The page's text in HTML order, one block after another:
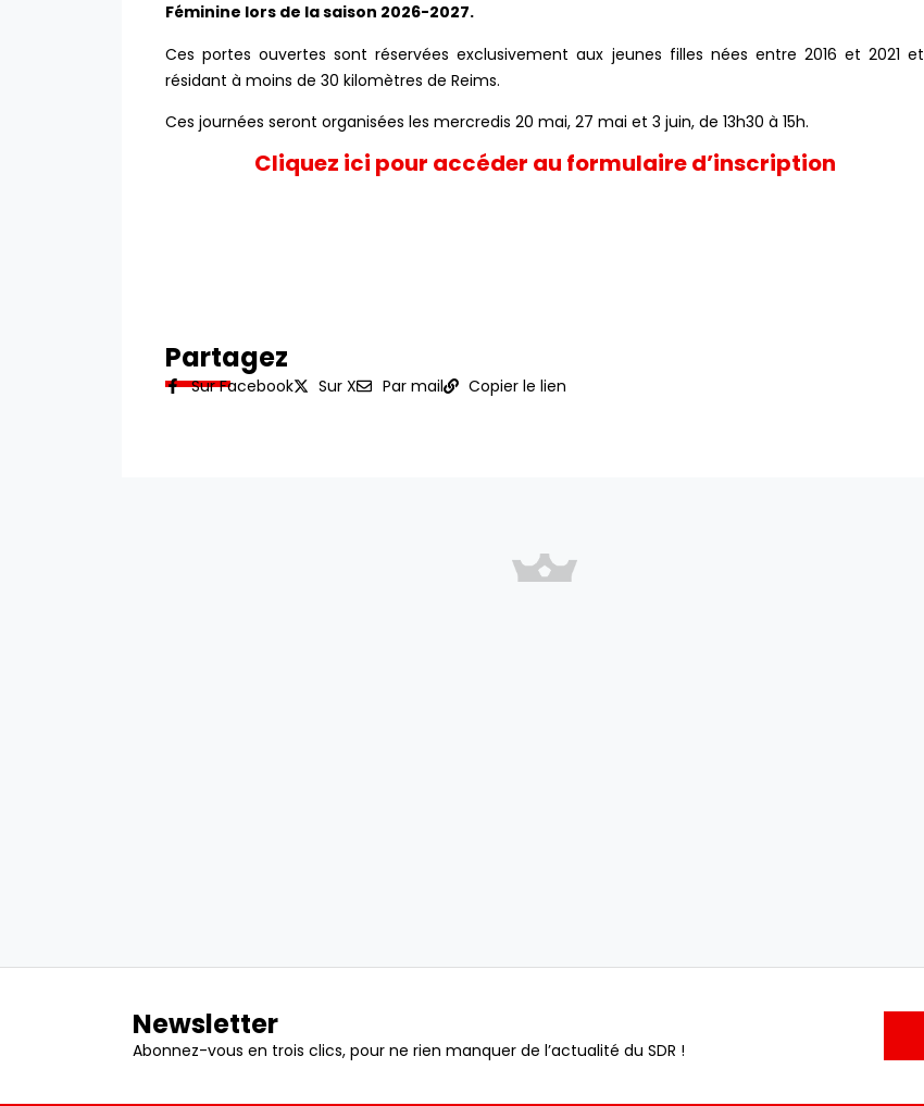
Féminine lors de la saison 2026-2027.
Ces portes ouvertes sont réservées exclusivement aux jeunes filles nées entre 2016 et 2021 et
résidant à moins de 30 kilomètres de Reims.
Ces journées seront organisées les mercredis 20 mai, 27 mai et 3 juin, de 13h30 à 15h.
Cliquez ici pour accéder au formulaire d’inscription
Partagez
Sur Facebook Sur X Par mail Copier le lien
Newsletter
Abonnez-vous en trois clics, pour ne rien manquer de l’actualité du SDR !